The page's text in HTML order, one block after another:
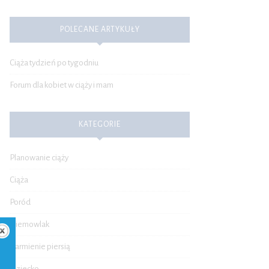
POLECANE ARTYKUŁY
Ciąża tydzień po tygodniu
Forum dla kobiet w ciąży i mam
KATEGORIE
Planowanie ciąży
Ciąża
Poród
Niemowlak
Karmienie piersią